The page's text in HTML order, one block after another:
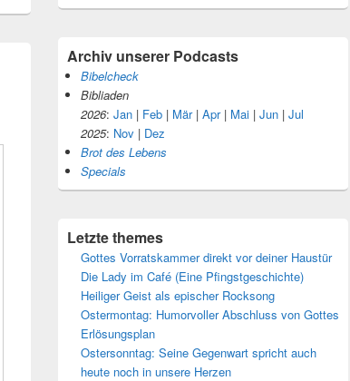
Archiv unserer Podcasts
Bibelcheck
Bibliaden
2026: Jan | Feb | Mär| Apr| Mai | Jun | Jul
2025: Nov | Dez
Brot des Lebens
Specials
Letzte themes
Gottes Vorratskammer direkt vor deiner Haustür
Die Lady im Café (Eine Pfingstgeschichte)
Heiliger Geist als epischer Rocksong
Ostermontag: Humorvoller Abschluss von Gottes
Erlösungsplan
Ostersonntag: Seine Gegenwart spricht auch
heute noch in unsere Herzen